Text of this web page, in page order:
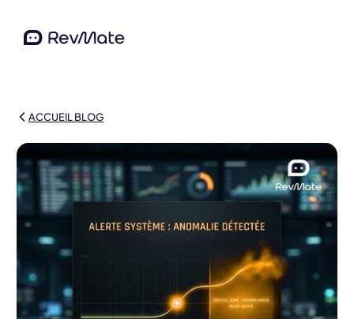
ACCUEIL BLOG